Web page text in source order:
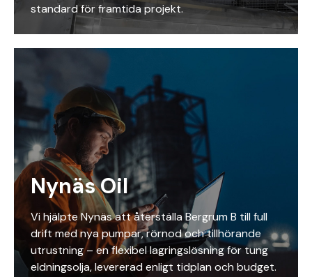
standard för framtida projekt.
Nynäs Oil
Vi hjälpte Nynäs att återställa Bergrum B till full
drift med nya pumpar, rörnod och tillhörande
utrustning – en flexibel lagringslösning för tung
eldningsolja, levererad enligt tidplan och budget.